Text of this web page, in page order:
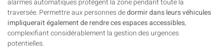
alarmes automatiques protègent la zone pendant toute la
traversée. Permettre aux personnes dedormir dans leurs véhicules
impliquerait également de rendre ces espaces accessibles,
complexifiant considérablement la gestion des urgences
potentielles.